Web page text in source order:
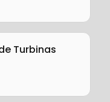
Turbinas